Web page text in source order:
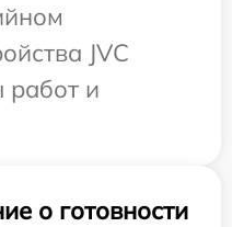
JVC
работ и
о готовности